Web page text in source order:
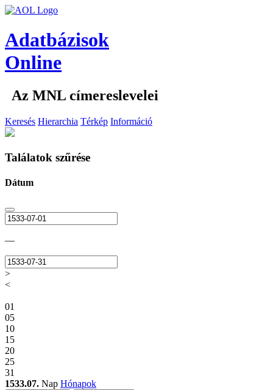
Adatbázisok
Online
Az MNL címereslevelei
Keresés Hierarchia Térkép Információ
Találatok szűrése
Dátum
—
>
<
01
05
10
15
20
25
31
1533.07. Nap Hónapok